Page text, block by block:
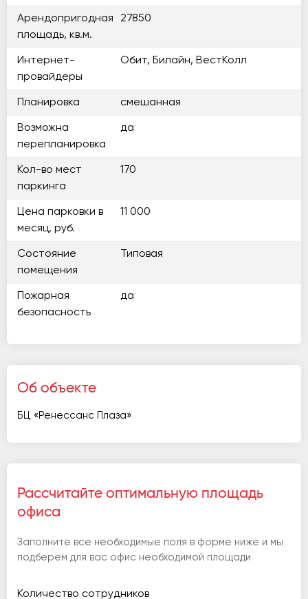
Арендопригодная
площадь, кв.м.
27850
Интернет-
провайдеры
Обит, Билайн, ВестКолл
Планировка смешанная
Возможна
перепланировка
да
Кол-во мест
паркинга
170
Цена парковки в
месяц, руб.
11 000
Состояние
помещения
Типовая
Пожарная
безопасность
да
Об объекте
БЦ «Ренессанс Плаза»
Рассчитайте оптимальную площадь
офиса
Заполните все необходимые поля в форме ниже и мы
подберем для вас офис необходимой площади
Количество сотрудников